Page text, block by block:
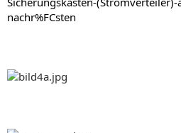
e
r
nachr%FCsten